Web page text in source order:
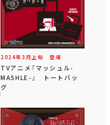
2024年3 月 上旬 登場
TVアニメ『マッシュル-
MASHLE-』 トートバッ
グ